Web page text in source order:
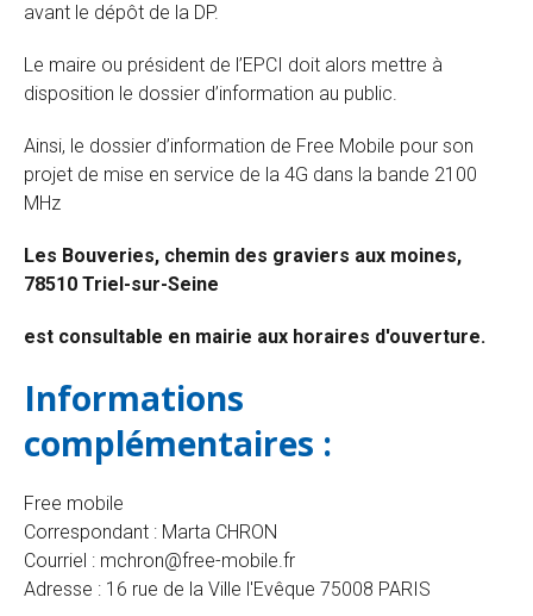
avant le dépôt de la DP.
Le maire ou président de l’EPCI doit alors mettre à
disposition le dossier d’information au public.
Ainsi, le dossier d’information de Free Mobile pour son
projet de mise en service de la 4G dans la bande 2100
MHz
Les Bouveries, chemin des graviers aux moines,
78510 Triel-sur-Seine
est consultable en mairie aux horaires d'ouverture.
Informations
complémentaires :
Free mobile
Correspondant : Marta CHRON
Courriel : mchron@free-mobile.fr
Adresse : 16 rue de la Ville l'Evêque 75008 PARIS